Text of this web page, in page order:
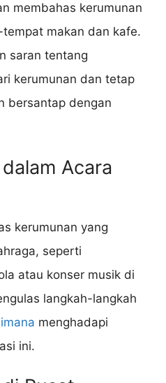
membahas kerumunan
makan dan kafe.
saran tentang
kerumunan dan tetap
bersantap dengan
Acara
kerumunan yang
seperti
atau konser musik di
langkah-langkah
menghadapi
ini.